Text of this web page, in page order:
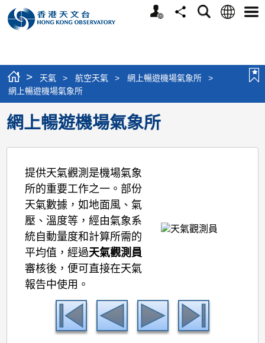
個
分
搜
語
選
> 天氣 > 航空天氣 > 網上暢遊機場氣象所
>
網上暢遊機場氣象所
網上暢遊機場氣象所
提供天氣觀測是機場氣象
所的重要工作之一。部份
天氣數據，如地面風、氣
壓、溫度等，經由氣象系
統自動量度和計算所需的
平均值，經過天氣觀測員
審核後，便可直接在天氣
報告中使用。